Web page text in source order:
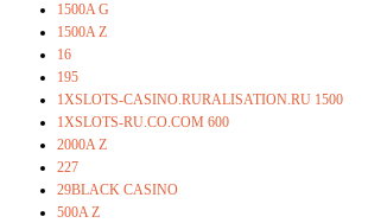
1500A G
1500A Z
16
195
1XSLOTS-CASINO.RURALISATION.RU 1500
1XSLOTS-RU.CO.COM 600
2000A Z
227
29BLACK CASINO
500A Z